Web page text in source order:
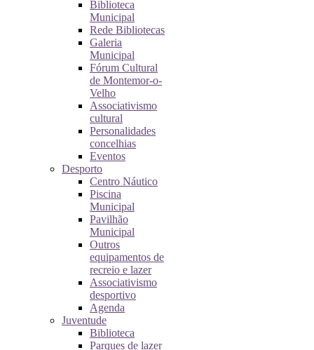
Biblioteca
Municipal
Rede Bibliotecas
Galeria
Municipal
Fórum Cultural
de Montemor-o-
Velho
Associativismo
cultural
Personalidades
concelhias
Eventos
Desporto
Centro Náutico
Piscina
Municipal
Pavilhão
Municipal
Outros
equipamentos de
recreio e lazer
Associativismo
desportivo
Agenda
Juventude
Biblioteca
Parques de lazer